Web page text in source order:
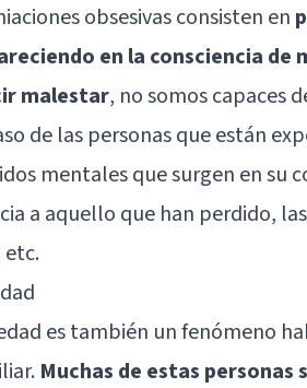
obsesivas consisten en
en la consciencia de
malestar, no somos capaces
de las personas que están
mentales que surgen en su
a aquello que han perdido,
etc.
es también un fenómeno
Muchas de estas